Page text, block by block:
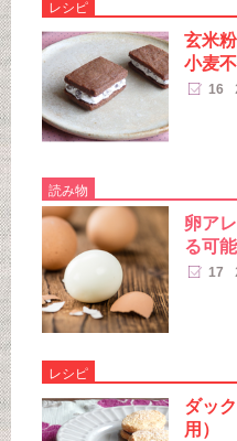
レシピ
玄米
小麦不
16
読み物
卵ア
る可
17
レシピ
ダッ
用）